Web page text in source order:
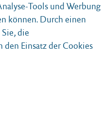
Tools und Werbung
können. Durch einen
die
Einsatz der Cookies